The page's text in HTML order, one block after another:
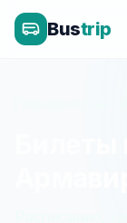
Bustrip
Расписание,